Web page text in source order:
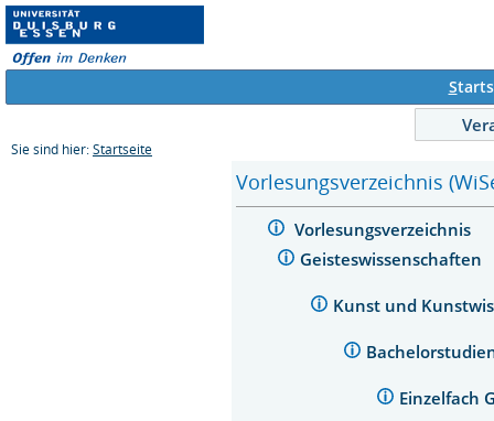
S
Sie sind hier: Startseite
Vorlesungsverzeichnis
Vorlesungsverzeichnis
Geisteswissenschaften
Kunst und
Einzelfach